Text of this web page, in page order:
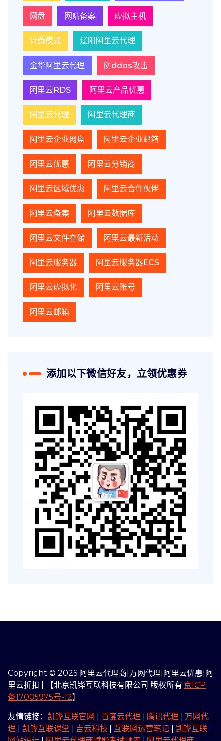
网盘 网站备案 虚拟主机
计费模式 辽阳阿里云代理
金华阿里云代理 防ddos攻击
阿里云RDS 阿里云产品优惠
阿里云代理 阿里云代理商
阿里云企业网盘 阿里云企业邮箱
阿里云优惠 阿里云分销商
阿里云区域优惠 阿里云合作伙伴
阿里云备案 阿里云数据库
阿里云文件存储 阿里云最新活动
阿里云服务器 阿里云服务器ECS
阿里云虚拟化 阿里云账号
阿里云邮箱
添加以下微信好友，立领优惠券
Copyright © 2026 阿里云代理商|万网代理|阿里云优惠|阿
里云折扣 | 【北京凯铧互联科技有限公司 版权所有 京ICP
备17005975号-12】
友情链接： 凯铧互联官网 百度云代理 腾讯代理
万网代
理
凯铧互联课堂 吉云科技 互联网运营笔记
凯铧互联